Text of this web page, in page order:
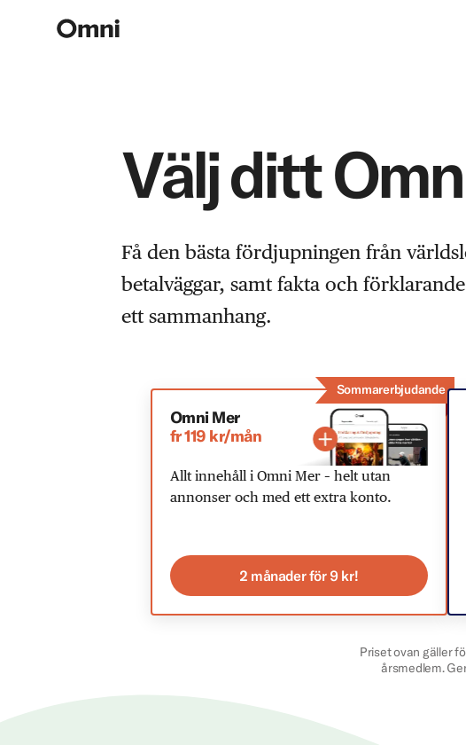
Välj ditt
Få den bästa fördjupningen från
betalväggar, samt fakta och
ett sammanhang.
Sommarerbjudande
Omni Mer
fr 119 kr/mån
Allt innehåll i Omni Mer – helt utan
annonser och med ett extra konto.
2 månader för 9 kr!
Priset ovan gäller
årsmedlem.